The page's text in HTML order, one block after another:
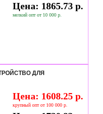
Цена: 1865.73 р.
мелкий опт от 10 000 р.
ДЛЯ
Цена: 1608.25 р.
крупный опт от 100 000 р.